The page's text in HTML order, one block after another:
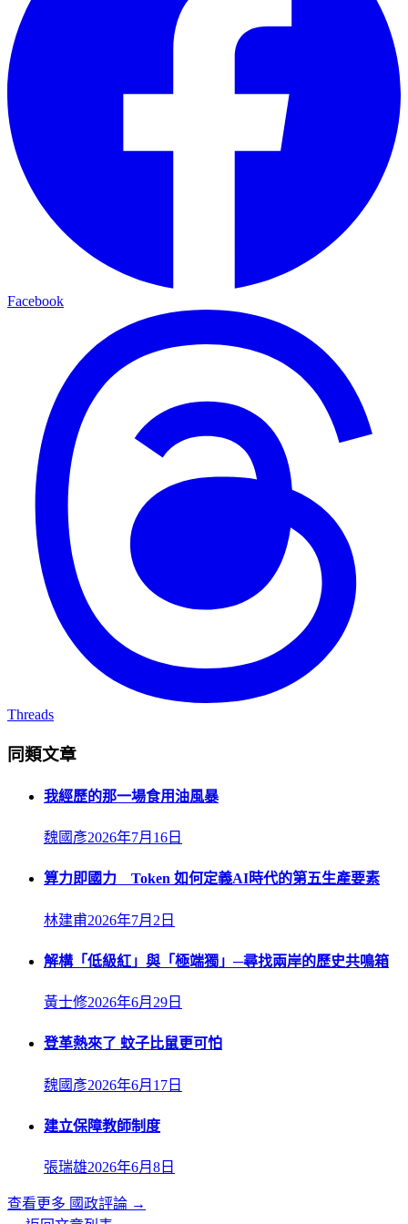
Facebook
Threads
同類文章
我經歷的那一場食用油風暴
魏國彥2026年7月16日
算力即國力 Token 如何定義AI時代的第五生產要素
林建甫2026年7月2日
解構「低級紅」與「極端獨」─尋找兩岸的歷史共鳴箱
黃士修2026年6月29日
登革熱來了 蚊子比鼠更可怕
魏國彥2026年6月17日
建立保障教師制度
張瑞雄2026年6月8日
查看更多 國政評論 →